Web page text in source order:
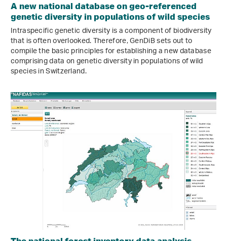
A new national database on geo-referenced
genetic diversity in populations of wild species
Intraspecific genetic diversity is a component of biodiversity
that is often overlooked. Therefore, GenDiB sets out to
compile the basic principles for establishing a new database
comprising data on genetic diversity in populations of wild
species in Switzerland.